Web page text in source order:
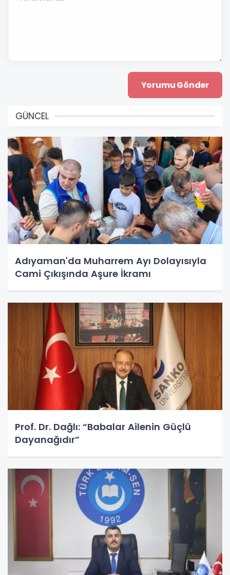
GÜNCEL
Adıyaman'da Muharrem Ayı Dolayısıyla
Cami Çıkışında Aşure İkramı
Prof. Dr. Dağlı: “Babalar Ailenin Güçlü
Dayanağıdır”